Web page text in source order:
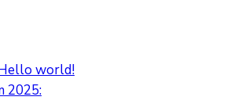
world!
2025: